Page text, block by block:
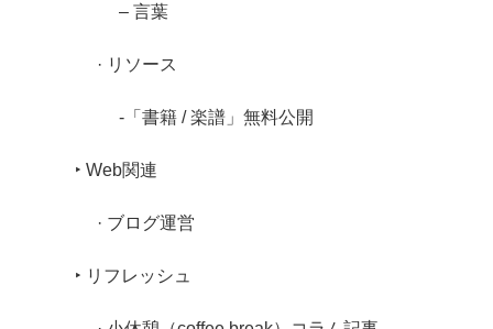
– 言葉
· リソース
-「書籍 / 楽譜」無料公開
‣ Web関連
· ブログ運営
‣ リフレッシュ